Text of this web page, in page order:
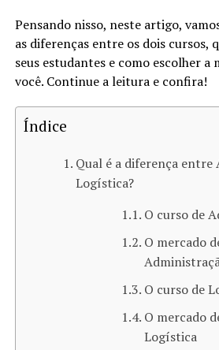
Pensando nisso, neste artigo,
as diferenças entre os dois cursos,
seus estudantes e como escolher a
você. Continue a leitura e confira!
Índice
Qual é a diferença
Logística?
O curso de
O mercado
O curso de
O mercado
Logística